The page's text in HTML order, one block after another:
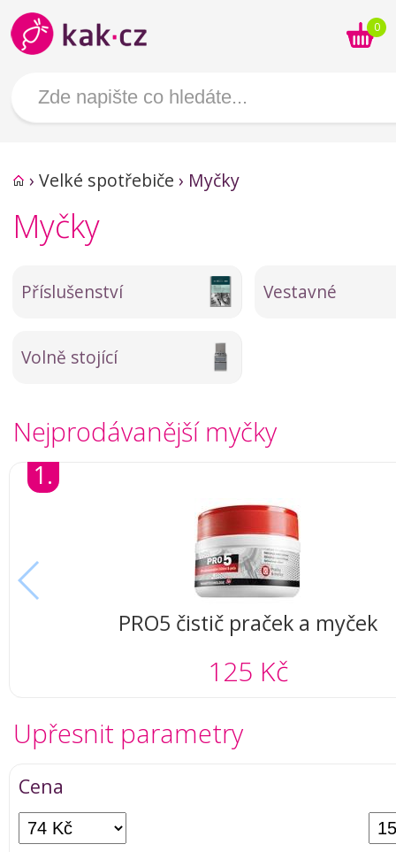
0
› Velké spotřebiče › Myčky
Myčky
Příslušenství Vestavné
Volně stojící
Nejprodávanější myčky
1.
PRO5 čistič praček a myček
125 Kč
Upřesnit parametry
Cena